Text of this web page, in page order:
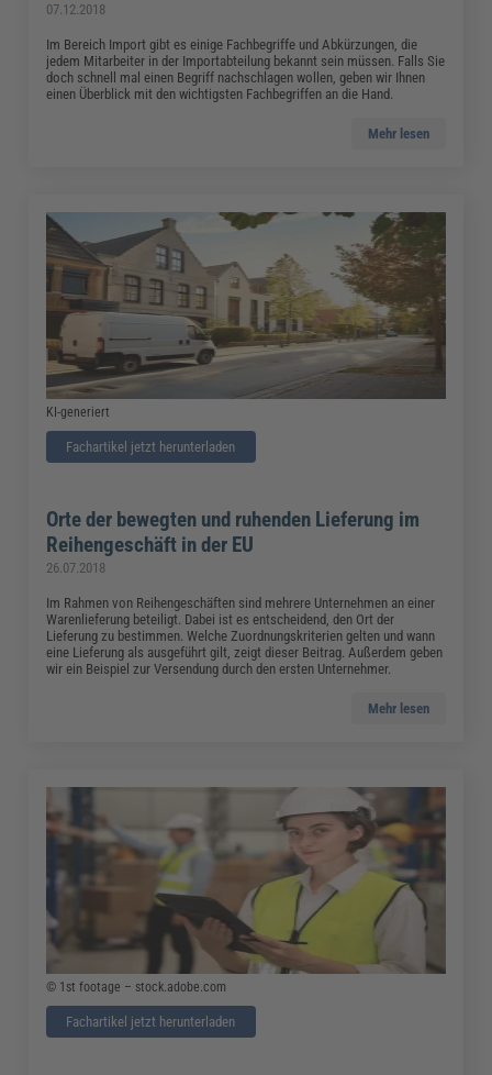
07.12.2018
Im Bereich Import gibt es einige Fachbegriffe und Abkürzungen, die
jedem Mitarbeiter in der Importabteilung bekannt sein müssen. Falls Sie
doch schnell mal einen Begriff nachschlagen wollen, geben wir Ihnen
einen Überblick mit den wichtigsten Fachbegriffen an die Hand.
Mehr lesen
KI-generiert
Fachartikel jetzt herunterladen
Orte der bewegten und ruhenden Lieferung im
Reihengeschäft in der EU
26.07.2018
Im Rahmen von Reihengeschäften sind mehrere Unternehmen an einer
Warenlieferung beteiligt. Dabei ist es entscheidend, den Ort der
Lieferung zu bestimmen. Welche Zuordnungskriterien gelten und wann
eine Lieferung als ausgeführt gilt, zeigt dieser Beitrag. Außerdem geben
wir ein Beispiel zur Versendung durch den ersten Unternehmer.
Mehr lesen
© 1st footage – stock.adobe.com
Fachartikel jetzt herunterladen